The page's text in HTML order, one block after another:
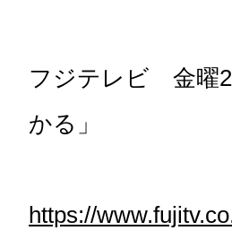
フジテレビ 金曜
かる」
https://